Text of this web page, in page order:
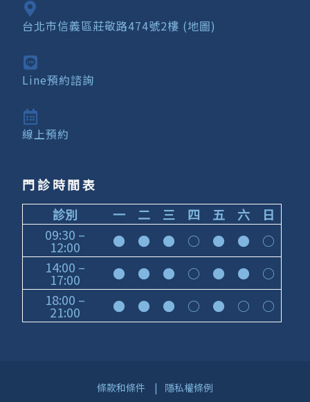
台北市信義區莊敬路474號2樓 (地圖)
Line預約諮詢
線上預約
門診時間表
診別
一 二 三 四 五 六
日
09:30 –
12:00 ● ● ● ○ ● ●
○
14:00 –
17:00 ● ● ● ○ ● ●
○
18:00 –
21:00 ● ● ● ○ ● ○ ○
條款和條件 |
隱私權條例